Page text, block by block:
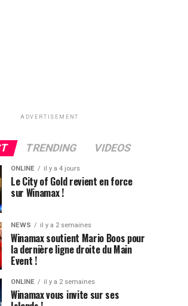
ADVERTISEMENT
TRENDING VIDEOS
ONLINE il y a 4 jours
Le City of Gold revient en force
sur Winamax !
NEWS il y a 2 semaines
Winamax soutient Mario Boos pour
la dernière ligne droite du Main
Event !
ONLINE il y a 2 semaines
Winamax vous invite sur ses